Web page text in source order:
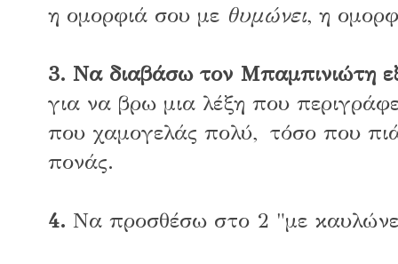
η ομορφιά σου με θυμώνει, η
3. Να διαβάσω τον Μπαμπινιώτη
για να βρω μια λέξη που
που χαμογελάς πολύ, τόσο που
πονάς.
4. Να προσθέσω στο 2 "με